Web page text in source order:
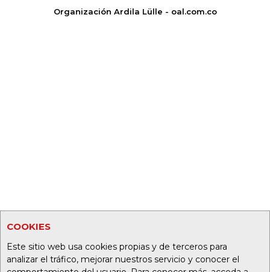
COOKIES
Este sitio web usa cookies propias y de terceros para
analizar el tráfico, mejorar nuestros servicio y conocer el
Organización Ardila Lülle - oal.com.co